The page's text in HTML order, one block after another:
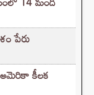
పేరు
అమెరికా కీలక